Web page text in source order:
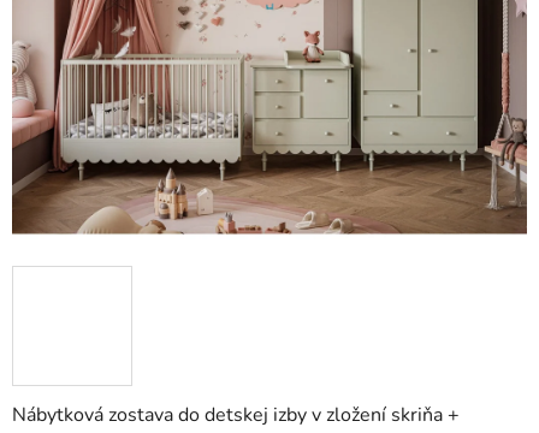
Nábytková zostava do detskej izby v zložení skriňa +
hviezdičiek.